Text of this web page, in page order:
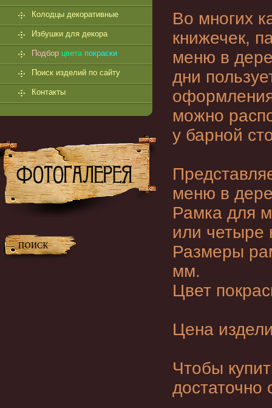
Колодцы декоративные
Избушки для декора
Подбор цвета покраски
Поиск изделий по сайту
Контакты
Во многих
книжечек,
меню в
дни
можно
у барной
меню в
Рамка для
или четыре
Размеры
мм.
Цвет
Цена
Чтобы
достаточно